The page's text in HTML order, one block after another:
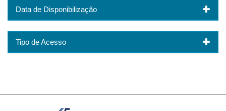
Data de Disponibilização
Tipo de Acesso